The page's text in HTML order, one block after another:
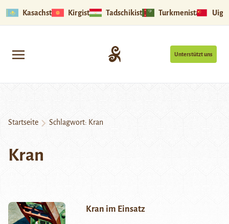
Kasachstan Kirgistan Tadschikistan Turkmenistan
Unterstützt uns
Startseite Schlagwort: Kran
Kran
Kran im Einsatz